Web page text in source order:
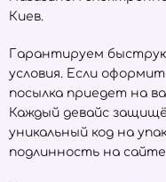
Киев.
Гарантируем
условия. Если
посылка приедет на
Каждый девайс
уникальный код на
подлинность на